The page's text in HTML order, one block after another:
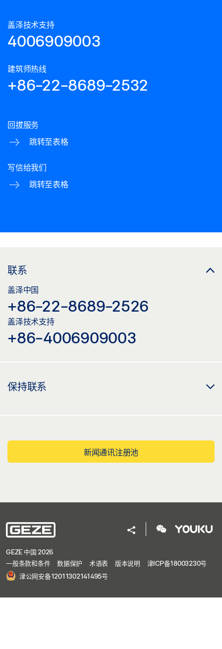
盖泽技术支持
4006909003
建筑师热线
+86-22-8689-2532
回拔服务
跳转至表格
写信给我们
跳转至表格
联系
盖泽中国
+86-22-8689-2526
盖泽技术支持
+86-4006909003
保持联系
新闻通讯注册池
GEZE 中国 2026
一般条款和条件
数据保护 术语表 版本说明
津ICP备18003230号
津公网安备12011302141495号